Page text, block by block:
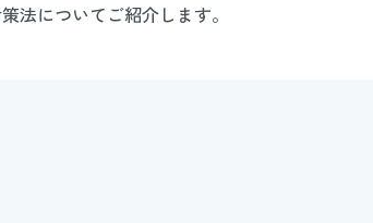
法についてご紹介します。